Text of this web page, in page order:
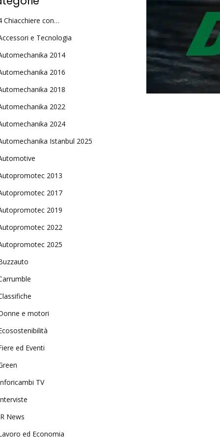
Chiacchiere con…
e Tecnologia
2014
2016
2018
2022
2024
Istanbul 2025
2013
2017
2019
2022
2025
e motori
ed Eventi
TV
News
ed Economia